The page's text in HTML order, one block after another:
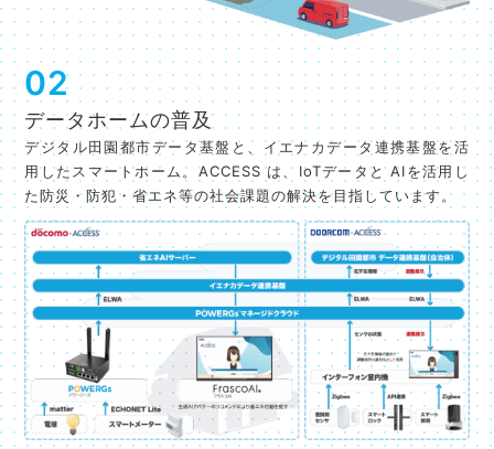
02
データホームの普及
デジタル田園都市データ基盤と、イエナカデータ連携基盤を活
用したスマートホーム。ACCESS は、IoTデータと AIを活用し
た防災・防犯・省エネ等の社会課題の解決を目指しています。